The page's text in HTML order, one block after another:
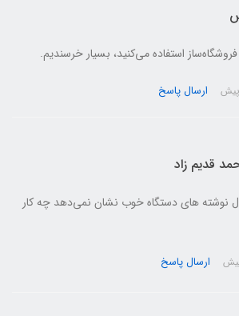
فروشگاه‌ساز استفاده می‌کنید، بسیار خرسندیم.
ارسال پاسخ
قدیم زاد
از ۳سال نوشته های دستگاه خوب نشان نمی‌دهد چه کار
ارسال پاسخ